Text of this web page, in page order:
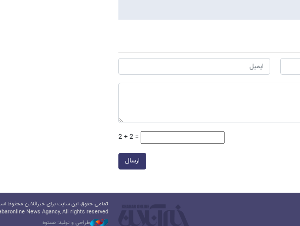
2 + 2 =
ارسال
تمامی حقوق این سایت برای خبرآنلاین محفوظ
News Agancy, All rights reserved
طراحی و تولید: نستوه